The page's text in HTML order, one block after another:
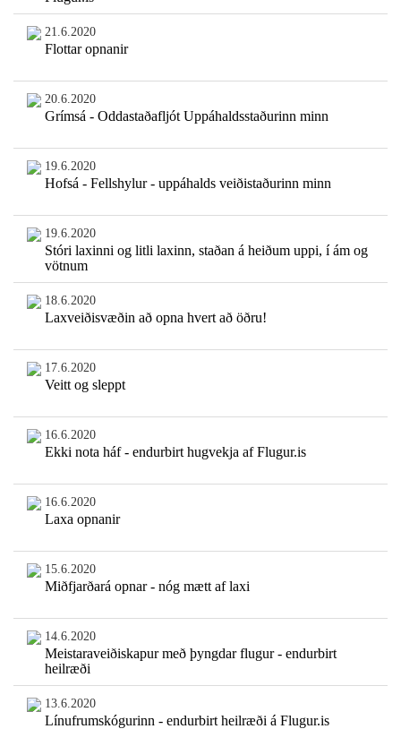
21.6.2020
Flottar opnanir
20.6.2020
Grímsá - Oddastaðafljót Uppáhaldsstaðurinn minn
19.6.2020
Hofsá - Fellshylur - uppáhalds veiðistaðurinn minn
19.6.2020
Stóri laxinni og litli laxinn, staðan á heiðum uppi, í ám og
vötnum
18.6.2020
Laxveiðisvæðin að opna hvert að öðru!
17.6.2020
Veitt og sleppt
16.6.2020
Ekki nota háf - endurbirt hugvekja af Flugur.is
16.6.2020
Laxa opnanir
15.6.2020
Miðfjarðará opnar - nóg mætt af laxi
14.6.2020
Meistaraveiðiskapur með þyngdar flugur - endurbirt
heilræði
13.6.2020
Línufrumskógurinn - endurbirt heilræði á Flugur.is